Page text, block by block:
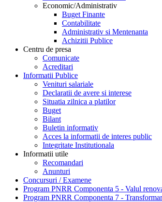
Economic/Administrativ
Buget Finante
Contabilitate
Administrativ si Mentenanta
Achizitii Publice
Centru de presa
Comunicate
Acreditari
Informatii Publice
Venituri salariale
Declaratii de avere si interese
Situatia zilnica a platilor
Buget
Bilant
Buletin informativ
Acces la informatii de interes public
Integritate Institutionala
Informatii utile
Recomandari
Anunturi
Concursuri / Examene
Program PNRR Componenta 5 - Valul
Program PNRR Componenta 7 -